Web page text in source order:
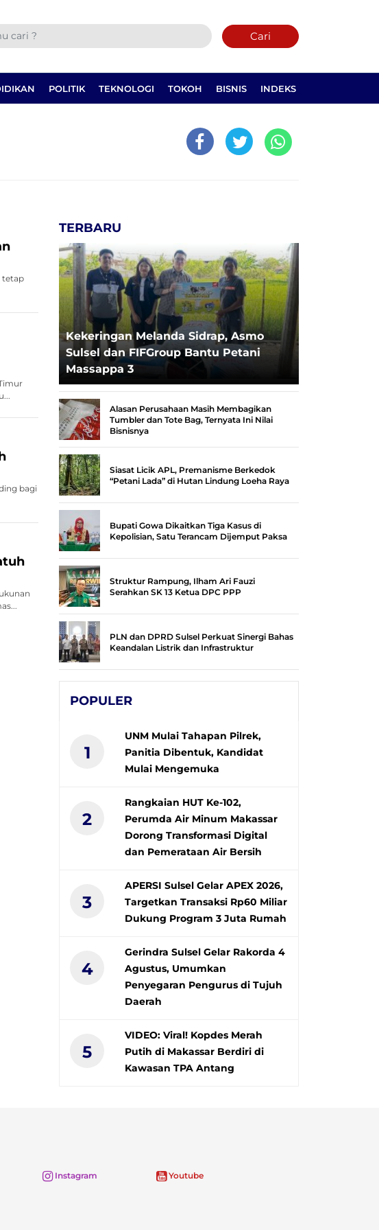
Cari
POLITIK TEKNOLOGI TOKOH BISNIS INDEKS
tetap
bagi
TERBARU
Kekeringan Melanda Sidrap, Asmo
Sulsel dan FIFGroup Bantu Petani
Massappa 3
Alasan Perusahaan Masih Membagikan
Tumbler dan Tote Bag, Ternyata Ini Nilai
Bisnisnya
Siasat Licik APL, Premanisme Berkedok
“Petani Lada” di Hutan Lindung Loeha Raya
Bupati Gowa Dikaitkan Tiga Kasus di
Kepolisian, Satu Terancam Dijemput Paksa
Struktur Rampung, Ilham Ari Fauzi
Serahkan SK 13 Ketua DPC PPP
PLN dan DPRD Sulsel Perkuat Sinergi Bahas
Keandalan Listrik dan Infrastruktur
POPULER
1
UNM Mulai Tahapan Pilrek,
Panitia Dibentuk, Kandidat
Mulai Mengemuka
2
Rangkaian HUT Ke-102,
Perumda Air Minum Makassar
Dorong Transformasi Digital
dan Pemerataan Air Bersih
3
APERSI Sulsel Gelar APEX 2026,
Targetkan Transaksi Rp60 Miliar
Dukung Program 3 Juta Rumah
4
Gerindra Sulsel Gelar Rakorda 4
Agustus, Umumkan
Penyegaran Pengurus di Tujuh
Daerah
5
VIDEO: Viral! Kopdes Merah
Putih di Makassar Berdiri di
Kawasan TPA Antang
Instagram Youtube